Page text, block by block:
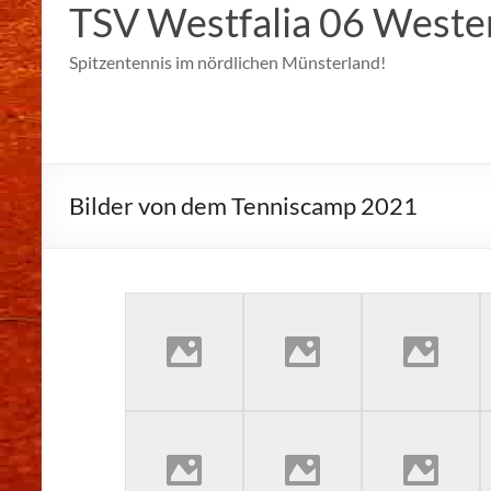
TSV Westfalia 06
Spitzentennis im nördlichen Münsterland!
Bilder von dem Tenniscamp 2021